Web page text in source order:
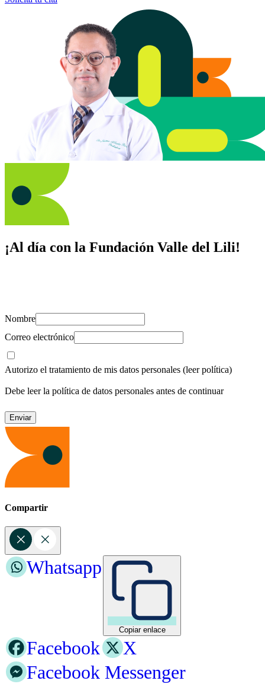
¡Al día con la Fundación Valle del Lili!
Nombre
Correo electrónico
Autorizo el tratamiento de mis datos personales (leer política)
Debe leer la política de datos personales antes de continuar
Compartir
Copiar enlace
Whatsapp
Facebook
X
Facebook Messenger